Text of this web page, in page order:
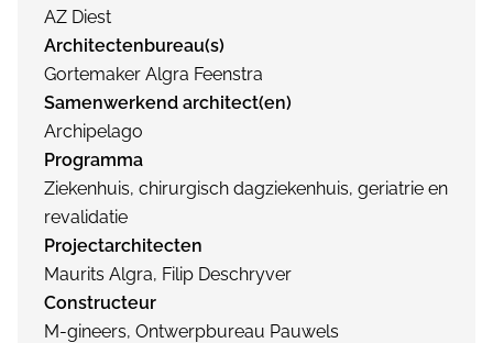
AZ Diest
Architectenbureau(s)
Gortemaker Algra Feenstra
Samenwerkend architect(en)
Archipelago
Programma
Ziekenhuis, chirurgisch dagziekenhuis, geriatrie en
revalidatie
Projectarchitecten
Maurits Algra, Filip Deschryver
Constructeur
M-gineers, Ontwerpbureau Pauwels